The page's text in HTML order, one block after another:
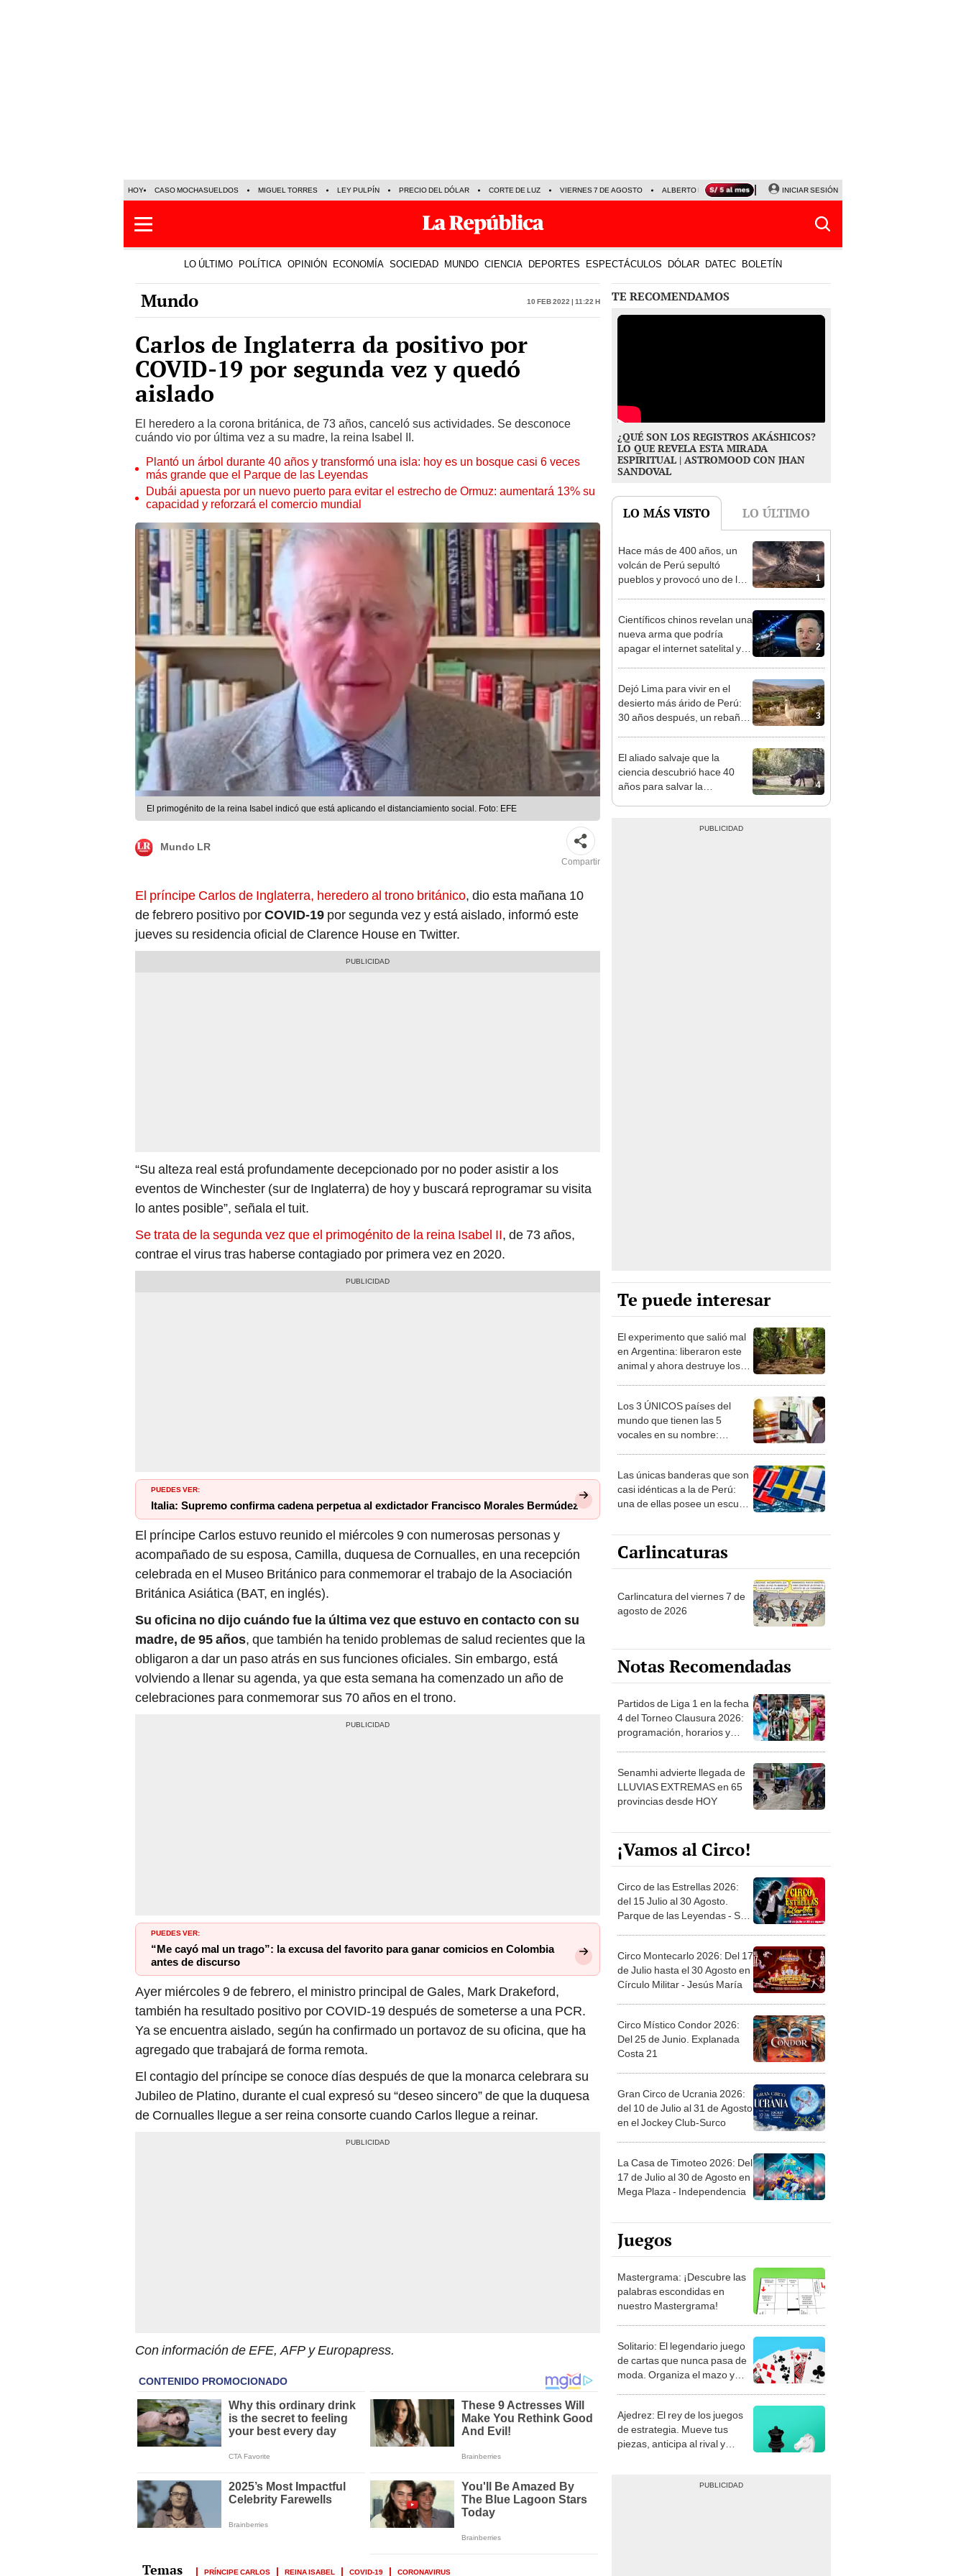
HOY CASO MOCHASUELDOS MIGUEL TORRES LEY PULPÍN PRECIO DEL DÓLAR CORTE DE LUZ VIERNES 7 DE AGOSTO ALBERTO BENAVIDES NALDY SALDAÑA
INICIAR SESIÓN
LO ÚLTIMO POLÍTICA OPINIÓN ECONOMÍA SOCIEDAD MUNDO CIENCIA DEPORTES ESPECTÁCULOS DÓLAR DATEC BOLETÍN
Mundo 10 Feb 2022 | 11:22 h
Carlos de Inglaterra da positivo por
COVID-19 por segunda vez y quedó
aislado
El heredero a la corona británica, de 73 años, canceló sus actividades. Se desconoce
cuándo vio por última vez a su madre, la reina Isabel II.
Plantó un árbol durante 40 años y transformó una isla: hoy es un bosque casi 6 veces
más grande que el Parque de las Leyendas
Dubái apuesta por un nuevo puerto para evitar el estrecho de Ormuz: aumentará 13% su
capacidad y reforzará el comercio mundial
El primogénito de la reina Isabel indicó que está aplicando el distanciamiento social. Foto: EFE
Mundo LR
Compartir
El príncipe Carlos de Inglaterra, heredero al trono británico, dio esta mañana 10
de febrero positivo porCOVID-19 por segunda vez y está aislado, informó este
jueves su residencia oficial de Clarence House en Twitter.
“Su alteza real está profundamente decepcionado por no poder asistir a los
eventos de Winchester (sur de Inglaterra) de hoy y buscará reprogramar su visita
lo antes posible”, señala el tuit.
Se trata de la segunda vez que el primogénito de la reina Isabel II, de 73 años,
contrae el virus tras haberse contagiado por primera vez en 2020.
PUEDES VER:
Italia: Supremo confirma cadena perpetua al exdictador Francisco Morales Bermúdez
El príncipe Carlos estuvo reunido el miércoles 9 con numerosas personas y
acompañado de su esposa, Camilla, duquesa de Cornualles, en una recepción
celebrada en el Museo Británico para conmemorar el trabajo de la Asociación
Británica Asiática (BAT, en inglés).
Su oficina no dijo cuándo fue la última vez que estuvo en contacto con su
madre, de 95 años, que también ha tenido problemas de salud recientes que la
obligaron a dar un paso atrás en sus funciones oficiales. Sin embargo, está
volviendo a llenar su agenda, ya que esta semana ha comenzado un año de
celebraciones para conmemorar sus 70 años en el trono.
PUEDES VER:
“Me cayó mal un trago”: la excusa del favorito para ganar comicios en Colombia
antes de discurso
Ayer miércoles 9 de febrero, el ministro principal de Gales, Mark Drakeford,
también ha resultado positivo por COVID-19 después de someterse a una PCR.
Ya se encuentra aislado, según ha confirmado un portavoz de su oficina, que ha
agregado que trabajará de forma remota.
El contagio del príncipe se conoce días después de que la monarca celebrara su
Jubileo de Platino, durante el cual expresó su “deseo sincero” de que la duquesa
de Cornualles llegue a ser reina consorte cuando Carlos llegue a reinar.
Con información de EFE, AFP y Europapress.
PRÍNCIPE CARLOS REINA ISABEL COVID-19 CORONAVIRUS
TE RECOMENDAMOS
¿QUÉ SON LOS REGISTROS AKÁSHICOS?
LO QUE REVELA ESTA MIRADA
ESPIRITUAL | ASTROMOOD CON JHAN
SANDOVAL
LO MÁS VISTO LO ÚLTIMO
1
Hace más de 400 años, un
volcán de Perú sepultó
pueblos y provocó uno de los
2
Científicos chinos revelan una
nueva arma que podría
apagar el internet satelital y
3
Dejó Lima para vivir en el
desierto más árido de Perú:
30 años después, un rebaño
4
El aliado salvaje que la
ciencia descubrió hace 40
años para salvar la
convirtiendo el desierto en un
Te puede interesar
El experimento que salió mal
en Argentina: liberaron este
animal y ahora destruye los
Los 3 ÚNICOS países del
mundo que tienen las 5
vocales en su nombre:
Las únicas banderas que son
casi idénticas a la de Perú:
una de ellas posee un escudo
Carlincaturas
Carlincatura del viernes 7 de
agosto de 2026
Notas Recomendadas
Partidos de Liga 1 en la fecha
4 del Torneo Clausura 2026:
programación, horarios y
Senamhi advierte llegada de
LLUVIAS EXTREMAS en 65
provincias desde HOY
¡Vamos al Circo!
Circo de las Estrellas 2026:
del 15 Julio al 30 Agosto.
Parque de las Leyendas - San
Circo Montecarlo 2026: Del 17
de Julio hasta el 30 Agosto en
Círculo Militar - Jesús María
Circo Místico Condor 2026:
Del 25 de Junio. Explanada
Costa 21
Gran Circo de Ucrania 2026:
del 10 de Julio al 31 de Agosto
en el Jockey Club-Surco
La Casa de Timoteo 2026: Del
17 de Julio al 30 de Agosto en
Mega Plaza - Independencia
Juegos
Mastergrama: ¡Descubre las
palabras escondidas en
nuestro Mastergrama!
Solitario: El legendario juego
de cartas que nunca pasa de
moda. Organiza el mazo y
Ajedrez: El rey de los juegos
de estrategia. Mueve tus
piezas, anticipa al rival y